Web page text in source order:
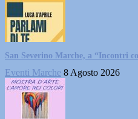
San Severino Marche, a “Incontri
Eventi Marche 8 Agosto 2026